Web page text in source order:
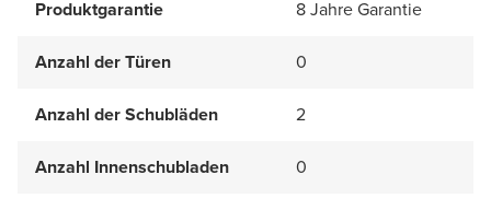
Produktgarantie 8 Jahre Garantie
Anzahl der Türen 0
Anzahl der Schubläden 2
Anzahl Innenschubladen 0